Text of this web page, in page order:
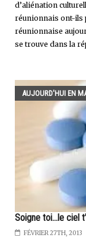
d’aliénation
réunionnais ont-ils
réunionnaise
se trouve dans la
AUJOURD'HUI EN
Soigne toi...le ciel
FÉVRIER 27TH, 2013